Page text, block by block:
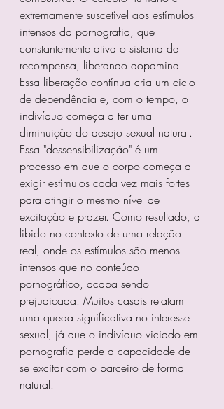
extremamente suscetível aos estímulos
intensos da pornografia, que
constantemente ativa o sistema de
recompensa, liberando dopamina.
Essa liberação contínua cria um ciclo
de dependência e, com o tempo, o
indivíduo começa a ter uma
diminuição do desejo sexual natural.
Essa "dessensibilização" é um
processo em que o corpo começa a
exigir estímulos cada vez mais fortes
para atingir o mesmo nível de
excitação e prazer. Como resultado, a
libido no contexto de uma relação
real, onde os estímulos são menos
intensos que no conteúdo
pornográfico, acaba sendo
prejudicada. Muitos casais relatam
uma queda significativa no interesse
sexual, já que o indivíduo viciado em
pornografia perde a capacidade de
se excitar com o parceiro de forma
natural.